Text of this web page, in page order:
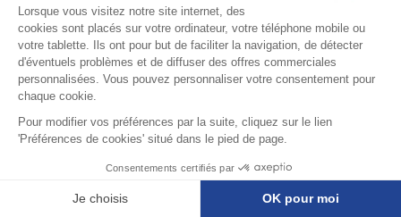
exigences, et les bonnes pratiques
observées.
La phase de mise en œuvre
une réunion de clôture. Lors de cette
auditée les principales conclusions et
observations provisoires de l’audit. Il met en